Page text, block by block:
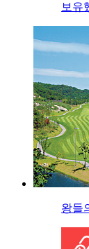
보유
왕들